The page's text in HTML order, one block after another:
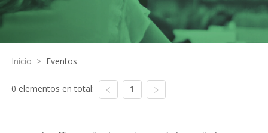
Inicio > Eventos
0 elementos en total: 1